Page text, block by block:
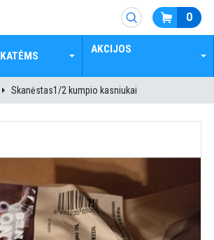
0
KATĖMS
AKCIJOS
Skanėstas1/2 kumpio kasniukai